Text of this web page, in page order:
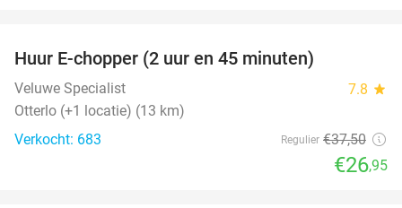
Huur E-chopper (2 uur en 45 minuten)
Veluwe Specialist 7.8 star
Otterlo (+1 locatie) (13 km)
Verkocht: 683
Regulier €37,50
€26,95